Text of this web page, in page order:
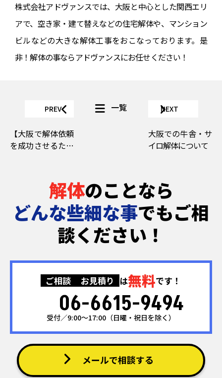
株式会社アドヴァンスでは、大阪と中心とした関西エリ
アで、空き家・建て替えなどの住宅解体や、マンション
ビルなどの大きな解体工事をおこなっております。是
非！解体の事ならアドヴァンスにお任せください！
PREV
【大阪で解体依頼
を成功させるため
一覧 NEXT
大阪での牛舎・サ
イロ解体について
解体のことなら
どんな些細な事でもご相
談ください！
ご相談 お見積り は無料です！
06-6615-9494
受付／9:00～17:00（日曜・祝日を除く）
メールで相談する